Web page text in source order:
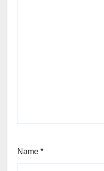
Name *